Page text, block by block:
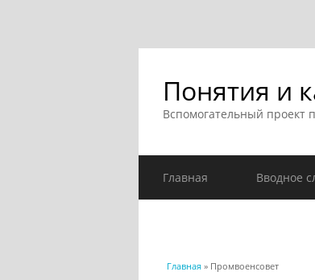
Понятия и
Вспомогательный проект
Главная Вводное
Вы здесь
Главная » Промвоенсовет